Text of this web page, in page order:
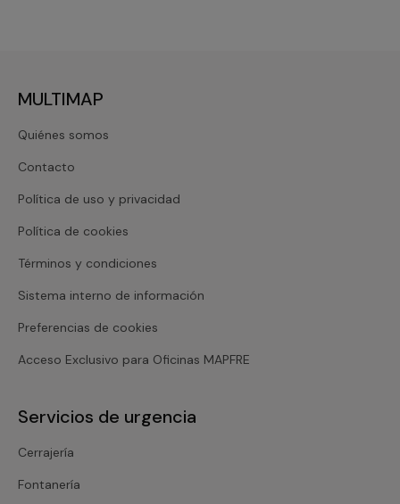
MULTIMAP
Quiénes somos
Contacto
Política de uso y privacidad
Política de cookies
Términos y condiciones
Sistema interno de información
Preferencias de cookies
Acceso Exclusivo para Oficinas MAPFRE
Servicios de urgencia
Cerrajería
Fontanería